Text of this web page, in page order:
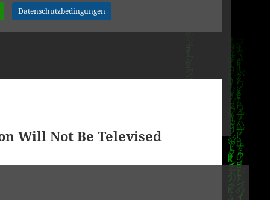
Datenschutzbedingungen
Will Not Be Televised